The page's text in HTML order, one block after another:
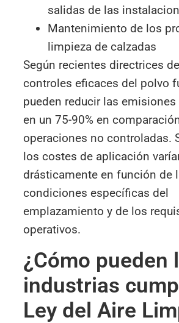
salidas de las
Mantenimiento de los
limpieza de calzadas
Según recientes directrices
controles eficaces del polvo
pueden reducir las
en un 75-90% en
operaciones no controladas.
los costes de aplicación
drásticamente en función de
condiciones específicas del
emplazamiento y de los
operativos.
¿Cómo pueden
industrias
Ley del Aire